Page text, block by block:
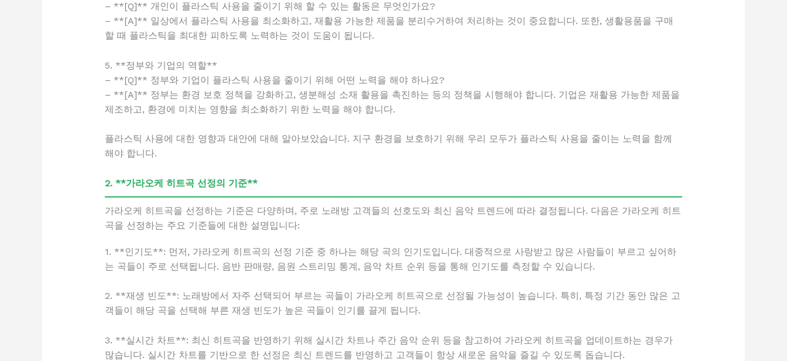
– **[Q]** 개인이 플라스틱 사용을 줄이기 위해 할 수 있는 활동은 무엇인가요?
– **[A]** 일상에서 플라스틱 사용을 최소화하고, 재활용 가능한 제품을 분리수거하여 처리하는 것이 중요합니다. 또한, 생활용품을 구매
할 때 플라스틱을 최대한 피하도록 노력하는 것이 도움이 됩니다.
5. **정부와 기업의 역할**
– **[Q]** 정부와 기업이 플라스틱 사용을 줄이기 위해 어떤 노력을 해야 하나요?
– **[A]** 정부는 환경 보호 정책을 강화하고, 생분해성 소재 활용을 촉진하는 등의 정책을 시행해야 합니다. 기업은 재활용 가능한 제품을
제조하고, 환경에 미치는 영향을 최소화하기 위한 노력을 해야 합니다.
플라스틱 사용에 대한 영향과 대안에 대해 알아보았습니다. 지구 환경을 보호하기 위해 우리 모두가 플라스틱 사용을 줄이는 노력을 함께
해야 합니다.
2. **가라오케 히트곡 선정의 기준**
가라오케 히트곡을 선정하는 기준은 다양하며, 주로 노래방 고객들의 선호도와 최신 음악 트렌드에 따라 결정됩니다. 다음은 가라오케 히트
곡을 선정하는 주요 기준들에 대한 설명입니다:
1. **인기도**: 먼저, 가라오케 히트곡의 선정 기준 중 하나는 해당 곡의 인기도입니다. 대중적으로 사랑받고 많은 사람들이 부르고 싶어하
는 곡들이 주로 선택됩니다. 음반 판매량, 음원 스트리밍 통계, 음악 차트 순위 등을 통해 인기도를 측정할 수 있습니다.
2. **재생 빈도**: 노래방에서 자주 선택되어 부르는 곡들이 가라오케 히트곡으로 선정될 가능성이 높습니다. 특히, 특정 기간 동안 많은 고
객들이 해당 곡을 선택해 부른 재생 빈도가 높은 곡들이 인기를 끌게 됩니다.
3. **실시간 차트**: 최신 히트곡을 반영하기 위해 실시간 차트나 주간 음악 순위 등을 참고하여 가라오케 히트곡을 업데이트하는 경우가
많습니다. 실시간 차트를 기반으로 한 선정은 최신 트렌드를 반영하고 고객들이 항상 새로운 음악을 즐길 수 있도록 돕습니다.